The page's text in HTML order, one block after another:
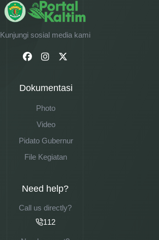
Kunjungi sosial media kami
Dokumentasi
Photo
Video
Pidato Gubernur
File Kegiatan
Need help?
Call us directly?
112